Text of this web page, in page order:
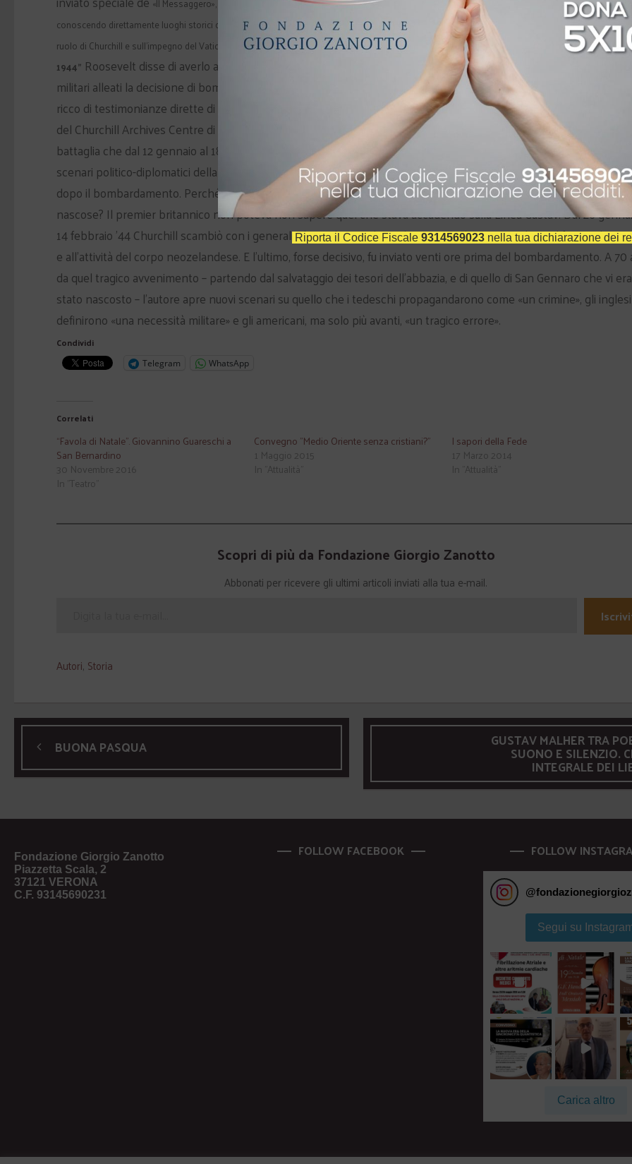
conoscendo direttamente luoghi storici della Linea Gustav e sopravvissuti al bombardamento dell’Abbazia. Sui lloro racconti, e su documenti
ruolo di Churchill e sull’impegno del Vaticano, ha imperniato – dopo cinque anni di ricerche – il suo attuale libro “Montecassino 1944”
1944” Roosevelt disse di averlo appreso da un «giornale del pomeriggio», Churchill non ne parlò per anni. Ma fu solo
militari alleati la decisione di bombardare l’abbazia di Montecassino il 15 febbraio 1944? Con questo libro-inchiesta –
ricco di testimonianze dirette di monaci e rifugiati sopravvissuti e di documenti inediti dei National Archives di Londra,
del Churchill Archives Centre di Cambridge e della Santa Sede – Nando Tasciotti segue non solo la trama della
battaglia che dal 12 gennaio al 18 maggio ’44 coinvolse soldati di oltre venti nazioni, ma documenta soprattutto gli
scenari politico-diplomatici della vicenda, ciò che accadde in Vaticano, a Londra, Berlino e Washington prima,
dopo il bombardamento. Perché, distrutto il monastero, Hitler esultò, Roosevelt mentì, Pio XII tacque e Churchill
nascose? Il premier britannico non poteva non sapere quel che stava accadendo sulla Linea Gustav. Dal 26
14 febbraio ’44 Churchill scambiò con i generali Alexander e Wilson almeno 10 telegrammi relativi al fronte di
e all’attività del corpo neozelandese. E l’ultimo, forse decisivo, fu inviato venti ore prima del bombardamento. A 70
da quel tragico avvenimento – partendo dal salvataggio dei tesori dell’abbazia, e di quello di San Gennaro che vi era
stato nascosto – l’autore apre nuovi scenari su quello che i tedeschi propagandarono come «un crimine», gli inglesi
definirono «una necessità militare» e gli americani, ma solo più avanti, «un tragico errore».
Condividi
Telegram WhatsApp
Correlati
“Favola di Natale”. Giovannino Guareschi a
San Bernardino
30 Novembre 2016
In "Teatro"
Convegno "Medio Oriente senza cristiani?"
1 Maggio 2015
In "Attualità"
I sapori della Fede
17 Marzo 2014
In "Attualità"
Scopri di più da Fondazione Giorgio Zanotto
Abbonati per ricevere gli ultimi articoli inviati alla tua e-mail.
Autori, Storia
BUONA PASQUA GUSTAV MALHER TRA
SUONO E SILENZIO.
INTEGRALE DEI
Fondazione Giorgio Zanotto
Piazzetta Scala, 2
37121 VERONA
C.F. 93145690231
FOLLOW FACEBOOK FOLLOW
@
Segui su
Carica altro
Riporta il Codice Fiscale 9314569023 nella tua dichiarazione dei